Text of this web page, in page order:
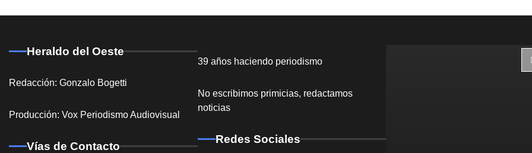
Heraldo del Oeste
Redacción: Gonzalo Bogetti
Producción: Vox Periodismo Audiovisual
Vías de Contacto
39 años haciendo periodismo
No escribimos primicias, redactamos
noticias
Redes Sociales